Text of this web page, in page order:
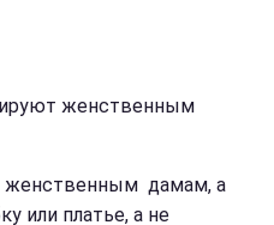
женственным
дамам, а
или платье, а не